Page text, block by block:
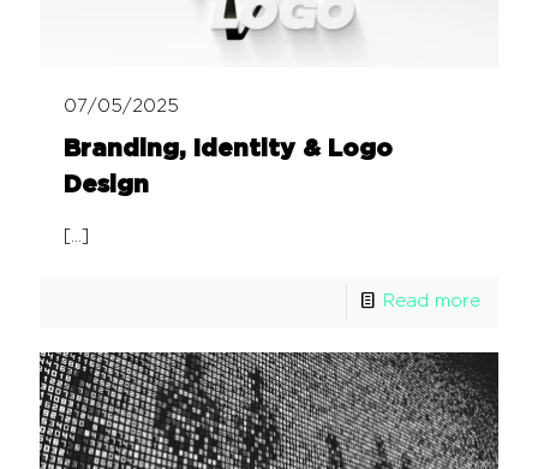
07/05/2025
Branding, Identity & Logo
Design
Read more